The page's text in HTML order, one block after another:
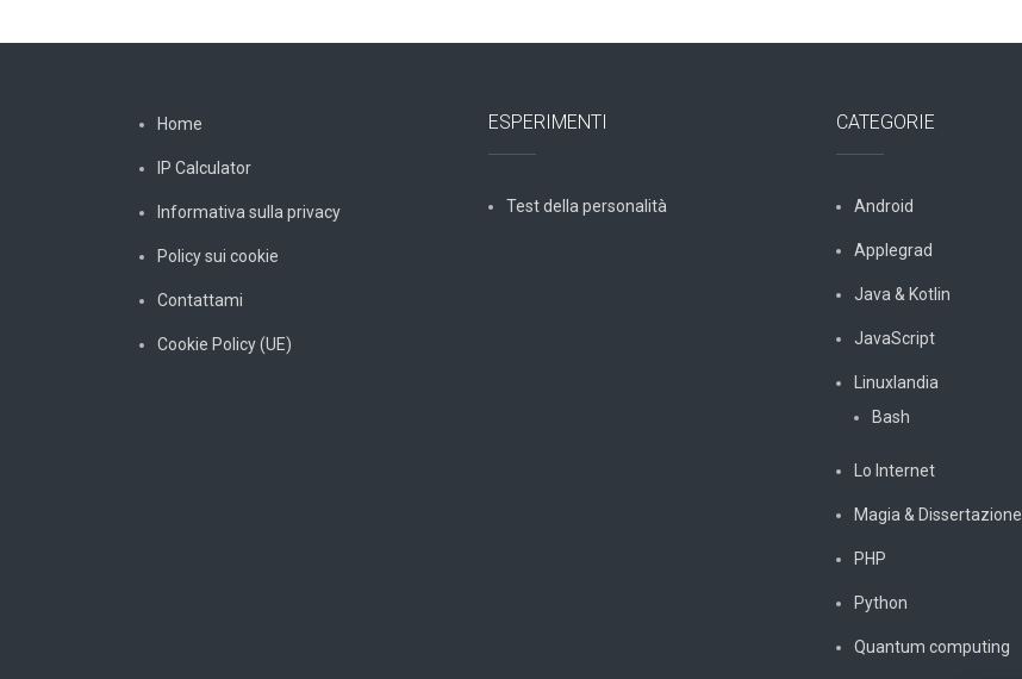
Home
IP Calculator
Informativa sulla privacy
Policy sui cookie
Contattami
Cookie Policy (UE)
ESPERIMENTI
Test della personalità
CATEGORIE
Android
Applegrad
Java & Kotlin
JavaScript
Linuxlandia
Bash
Lo Internet
Magia & Dissertazione
PHP
Python
Quantum computing